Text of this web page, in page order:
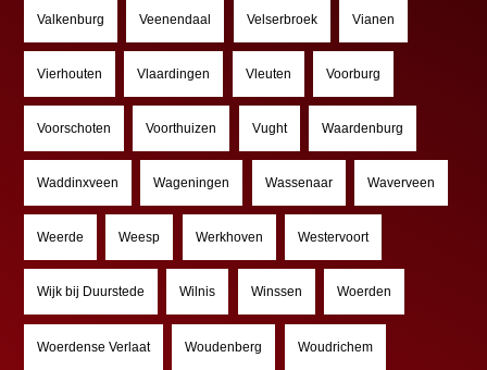
Valkenburg Veenendaal Velserbroek Vianen
Vierhouten Vlaardingen Vleuten Voorburg
Voorschoten Voorthuizen Vught Waardenburg
Waddinxveen Wageningen Wassenaar Waverveen
Weerde Weesp Werkhoven Westervoort
Wijk bij Duurstede Wilnis Winssen Woerden
Woerdense Verlaat Woudenberg Woudrichem